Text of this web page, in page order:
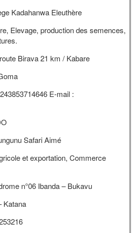
Kadahanwa Eleuthère
Elevage, production des semences,
Birava 21 km / Kabare
E-mail :
Safari Aimé
et exportation, Commerce
n°06 Ibanda – Bukavu
Katana